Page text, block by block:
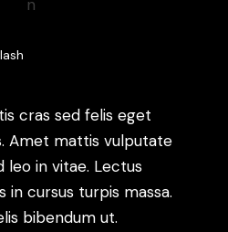
cras sed felis eget
Amet mattis vulputate
leo in vitae. Lectus
in cursus turpis massa.
bibendum ut.